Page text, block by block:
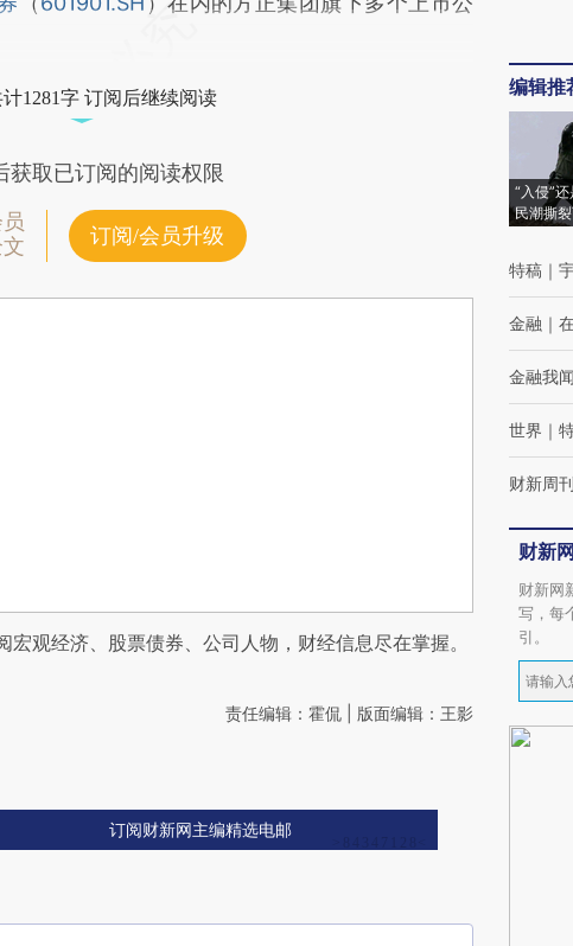
1281字 订阅后继续阅读
获取已订阅的阅读权限
订阅/会员升级
宏观经济、股票债券、公司人物，财经信息尽在掌握。
责任编辑：霍侃 | 版面编辑：王影
订阅财新网主编精选电邮
编辑推
“入侵”
民潮撕
特稿 ｜
金融 ｜
金融我闻
世界 ｜
财新周刊
财新
财新网
写，每
引。